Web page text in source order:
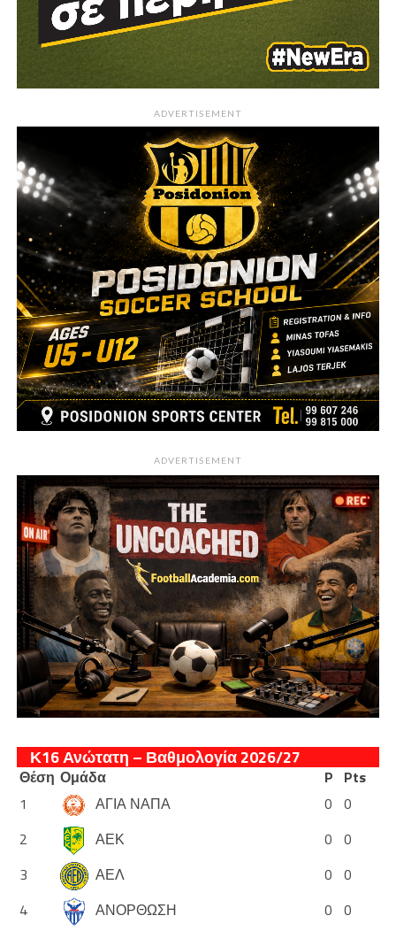
ADVERTISEMENT
ADVERTISEMENT
Κ16 Ανώτατη – Βαθμολογία 2026/27
Θέση Ομάδα P Pts
1
ΑΓΙΑ ΝΑΠΑ 0 0
2
ΑΕΚ 0 0
3
ΑΕΛ 0 0
4
ΑΝΟΡΘΩΣΗ 0 0